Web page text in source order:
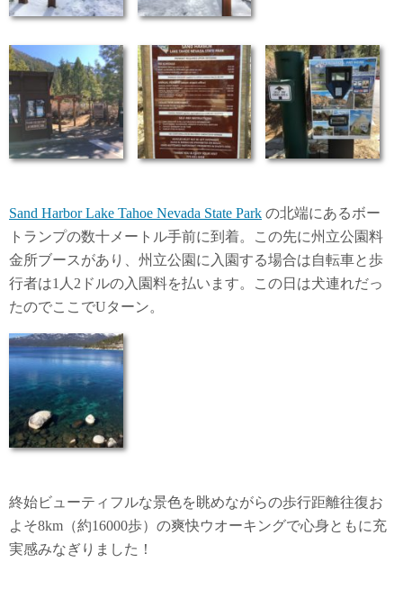
Sand Harbor Lake Tahoe Nevada State Park の北端にあるボー
トランプの数十メートル手前に到着。この先に州立公園料
金所ブースがあり、州立公園に入園する場合は自転車と歩
行者は1人2ドルの入園料を払います。この日は犬連れだっ
たのでここでUターン。
終始ビューティフルな景色を眺めながらの歩行距離往復お
よそ8km（約16000歩）の爽快ウオーキングで心身ともに充
実感みなぎりました！